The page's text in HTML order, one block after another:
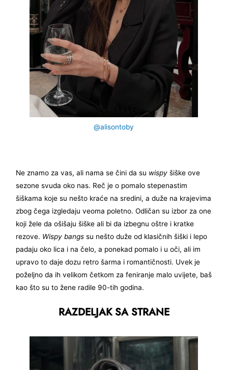
@alisontoby
Ne znamo za vas, ali nama se čini da su wispy šiške ove
sezone svuda oko nas. Reč je o pomalo stepenastim
šiškama koje su nešto kraće na sredini, a duže na krajevima
zbog čega izgledaju veoma poletno. Odličan su izbor za one
koji žele da ošišaju šiške ali bi da izbegnu oštre i kratke
rezove. Wispy bangs su nešto duže od klasičnih šiški i lepo
padaju oko lica i na čelo, a ponekad pomalo i u oči, ali im
upravo to daje dozu retro šarma i romantičnosti. Uvek je
poželjno da ih velikom četkom za feniranje malo uvijete, baš
kao što su to žene radile 90-tih godina.
RAZDELJAK SA STRANE